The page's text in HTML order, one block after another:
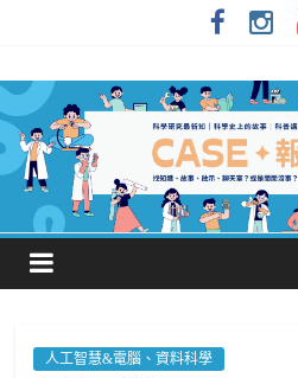
人工智慧&電腦、資料科學